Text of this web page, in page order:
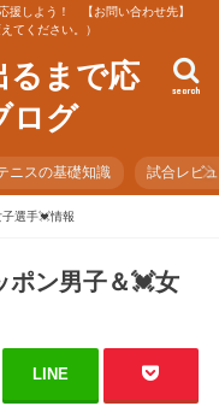
援しよう！ 【お問い合わせ先】
てください。）
るまで応
ログ
search
ニスの基礎知識 試合レビ
選手💓情報
ポン男子＆💓女
LINE